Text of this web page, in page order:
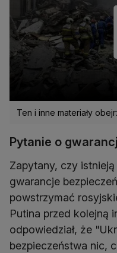
Ten i inne materiały
Pytanie o
Zapytany, czy
gwarancje
powstrzymać
Putina przed kolejną
odpowiedział, że
bezpieczeństwa nic,